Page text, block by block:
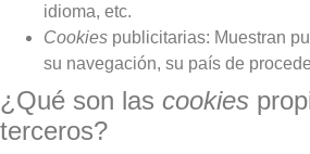
idioma, etc.
Cookies publicitarias: Muestran
su navegación, su país de
¿Qué son las cookies
terceros?